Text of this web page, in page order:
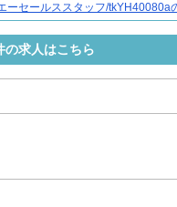
ーセールススタッフ/tkYH40080a
求人はこちら